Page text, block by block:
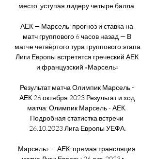
место, уступая лидеру четыре балла.
АЕК — Марсель: прогноз и ставка на
матч группового 6 часов назад — В
матче четвёртого тура группового этапа
Лиги Европы встретятся греческий АЕК
и французский «Марсель»
Результат матча Олимпик Марсель -
АЕК 26 октября 2023 Результат и ход
матча: Олимпик Марсель - АЕК.
Подробная статистка встречи
26.10.2023 Лига Европы УЕФА.
Марсель» — АЕК: прямая трансляция